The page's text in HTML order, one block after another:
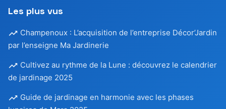
Les plus vus
Champenoux : L’acquisition de l’entreprise Décor’Jardin
par l’enseigne Ma Jardinerie
Cultivez au rythme de la Lune : découvrez le calendrier
de jardinage 2025
Guide de jardinage en harmonie avec les phases